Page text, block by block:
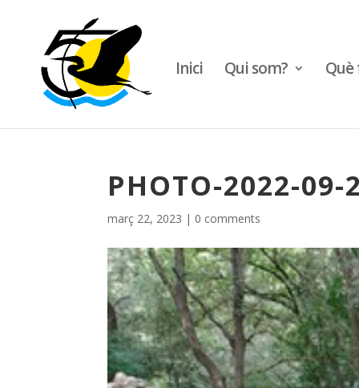
Inici Qui som? Què
PHOTO-2022-09-
març 22, 2023 | 0 comments